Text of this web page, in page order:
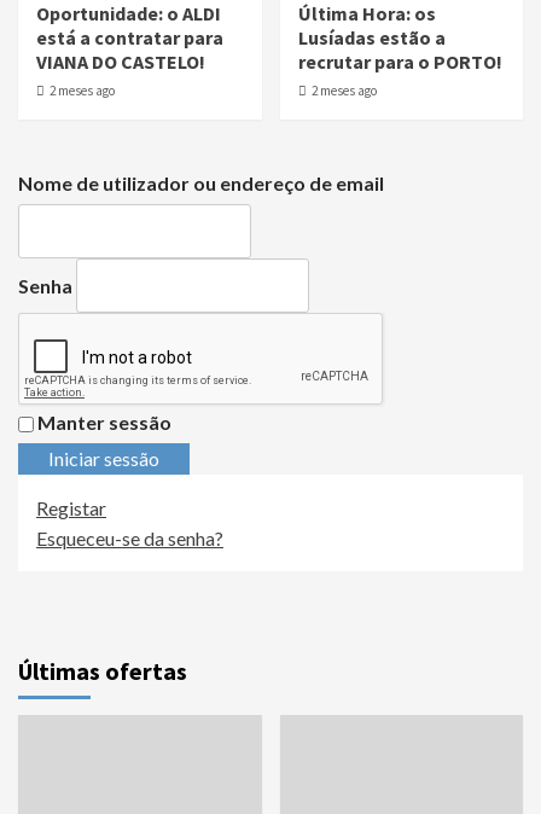
Oportunidade: o ALDI
está a contratar para
VIANA DO CASTELO!
2 meses ago
Última Hora: os
Lusíadas estão a
recrutar para o PORTO!
2 meses ago
Nome de utilizador ou endereço de email
Senha
Manter sessão
Iniciar sessão
Registar
Esqueceu-se da senha?
Últimas ofertas